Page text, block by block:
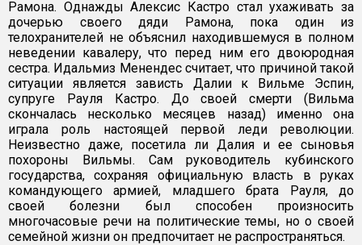
Рамона. Однажды Алексис Кастро стал ухаживать за
дочерью своего дяди Рамона, пока один из
телохранителей не объяснил находившемуся в полном
неведении кавалеру, что перед ним его двоюродная
сестра. Идальмиз Менендес считает, что причиной такой
ситуации является зависть Далии к Вильме Эспин,
супруге Рауля Кастро. До своей смерти (Вильма
скончалась несколько месяцев назад) именно она
играла роль настоящей первой леди революции.
Неизвестно даже, посетила ли Далия и ее сыновья
похороны Вильмы. Сам руководитель кубинского
государства, сохраняя официальную власть в руках
командующего армией, младшего брата Рауля, до
своей болезни был способен произносить
многочасовые речи на политические темы, но о своей
семейной жизни он предпочитает не распространяться.